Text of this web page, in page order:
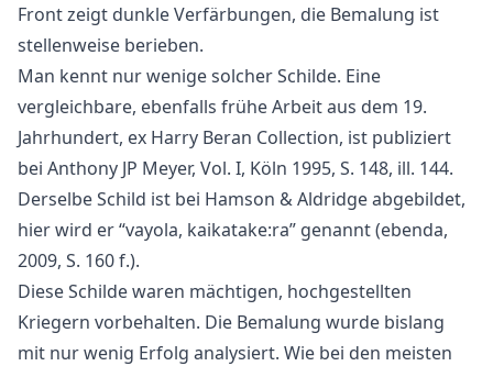
Front zeigt dunkle Verfärbungen, die Bemalung ist
stellenweise berieben.
Man kennt nur wenige solcher Schilde. Eine
vergleichbare, ebenfalls frühe Arbeit aus dem 19.
Jahrhundert, ex Harry Beran Collection, ist publiziert
bei Anthony JP Meyer, Vol. I, Köln 1995, S. 148, ill. 144.
Derselbe Schild ist bei Hamson & Aldridge abgebildet,
hier wird er “vayola, kaikatake:ra” genannt (ebenda,
2009, S. 160 f.).
Diese Schilde waren mächtigen, hochgestellten
Kriegern vorbehalten. Die Bemalung wurde bislang
mit nur wenig Erfolg analysiert. Wie bei den meisten